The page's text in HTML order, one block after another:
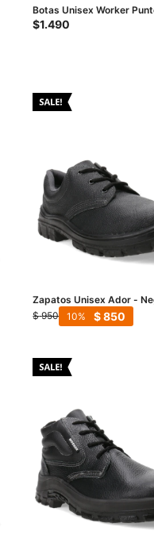
Botas Unisex Worker
Composite - Amarillo
$1.490
Zapatos Unisex Ador -
$ 950 $ 850
10